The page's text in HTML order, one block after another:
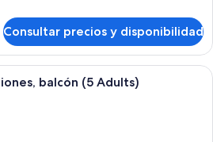
Consultar precios y disponibilidad
Una habitación moderna con un
balcón (5 Adults)